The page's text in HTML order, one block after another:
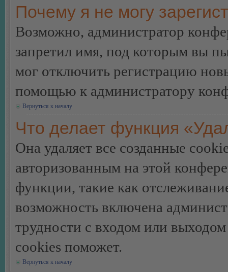
Почему я не могу
Возможно, администратор
запретил имя, под которым вы
мог отключить регистрацию
помощью к администратору
Вернуться к началу
Что делает функция
Она удаляет все созданные
авторизованным на этой
функции, такие как
возможность включена
трудности с входом или
cookies поможет.
Вернуться к началу